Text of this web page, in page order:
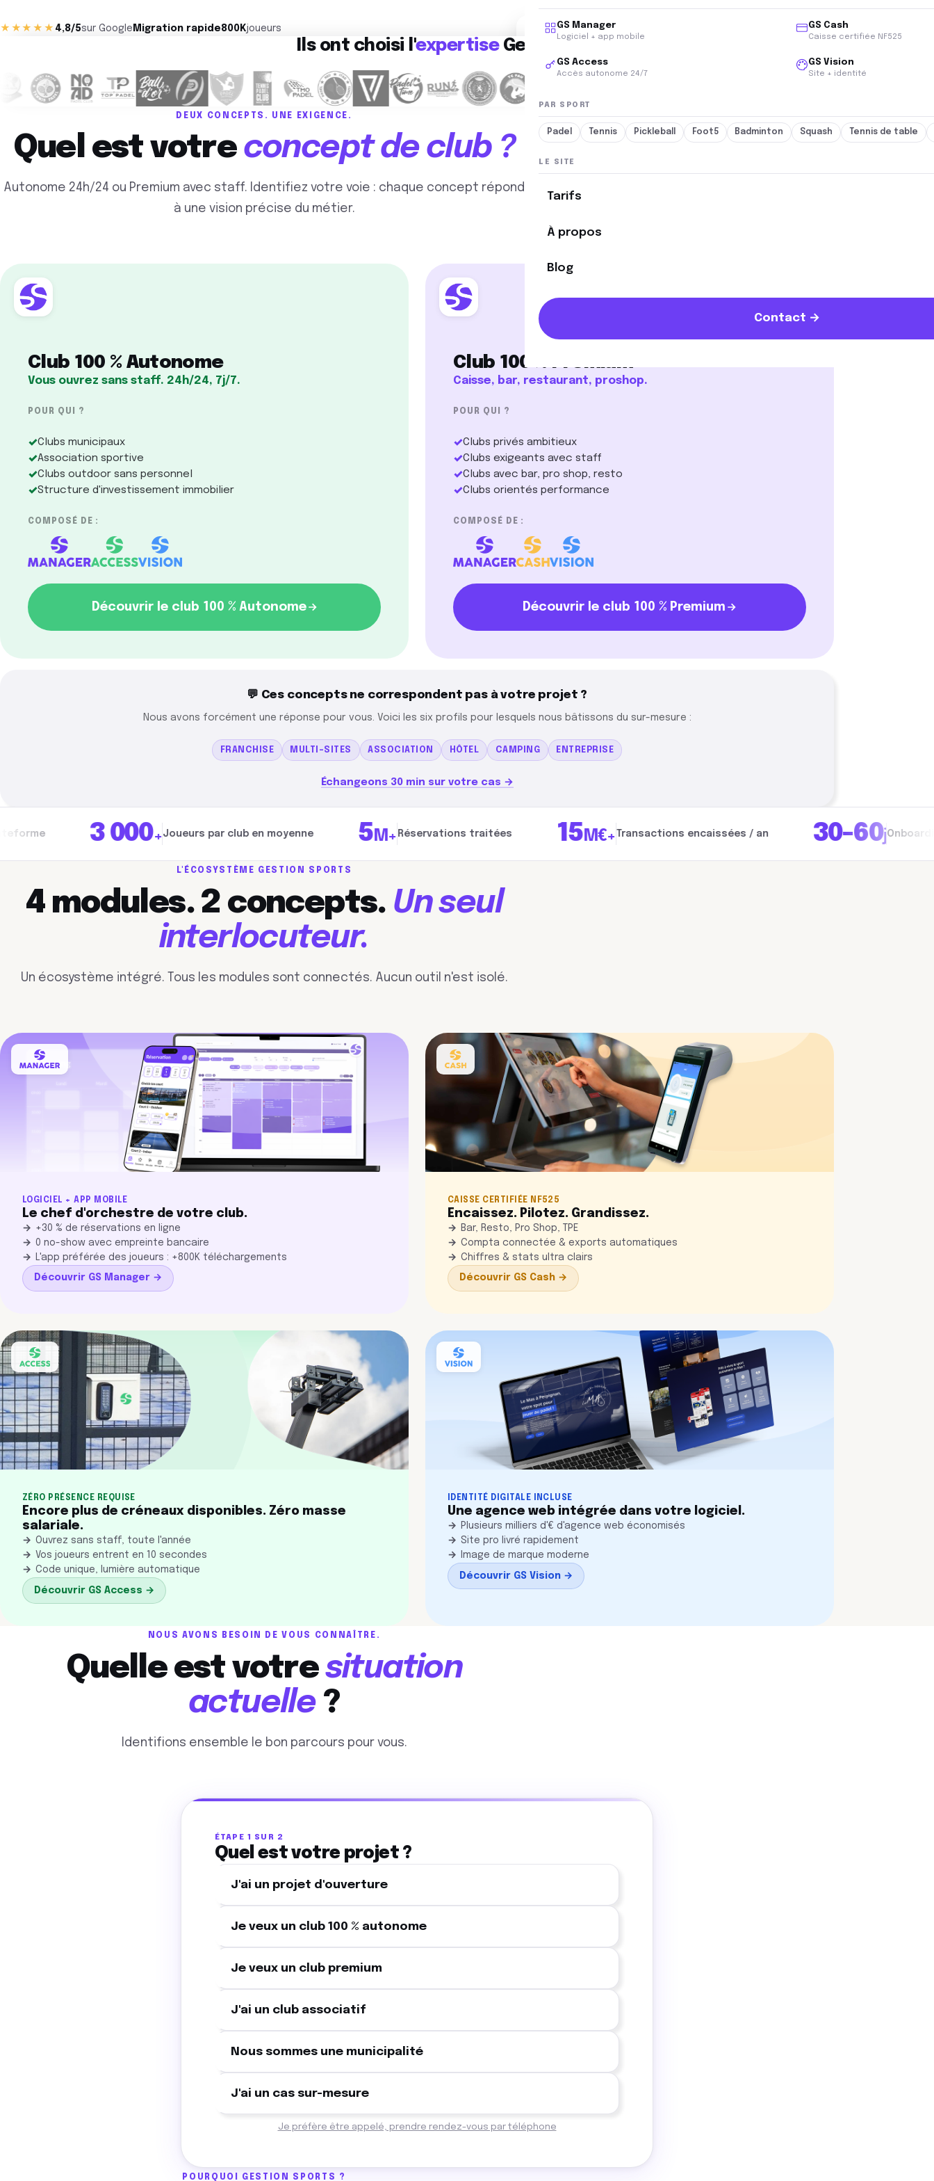
GS Manager
Logiciel + app mobile
GS Cash
Caisse certifiée NF525
GS Access
Accès autonome 24/7
GS Vision
Site + identité
PAR SPORT
Padel Tennis Pickleball Foot5 Badminton Squash Tennis de table
LE SITE
Tarifs
À propos
Blog
Contact →
★★★★★ 4,8/5sur Google Migration rapide800Kjoueurs 24/7
clubs ouverts
800 000+
utilisateurs au quotidien
Ils ont choisi l'expertiseGestion Sports.
DEUX CONCEPTS. UNE EXIGENCE.
Quel est votre concept de club ?
Autonome 24h/24 ou Premium avec staff. Identifiez votre voie : chaque concept répond
à une vision précise du métier.
Club 100 % Autonome
Vous ouvrez sans staff. 24h/24, 7j/7.
POUR QUI ?
✓Clubs municipaux
✓Association sportive
✓Clubs outdoor sans personnel
✓Structure d'investissement immobilier
COMPOSÉ DE :
Découvrir le club 100 % Autonome
Club 100 % Premium
Caisse, bar, restaurant, proshop.
POUR QUI ?
✓Clubs privés ambitieux
✓Clubs exigeants avec staff
✓Clubs avec bar, pro shop, resto
✓Clubs orientés performance
COMPOSÉ DE :
Découvrir le club 100 % Premium
💬 Ces concepts ne correspondent pas à votre projet ?
Nous avons forcément une réponse pour vous. Voici les six profils pour lesquels nous bâtissons du sur-mesure :
FRANCHISE MULTI-SITES ASSOCIATION HÔTEL CAMPING ENTREPRISE
Échangeons 30 min sur votre cas →
3 000 +Joueurs par club en moyenne 5 Réservations traitées 15 Transactions encaissées / an 30-60j Onboarding
L'ÉCOSYSTÈME GESTION SPORTS
4 modules. 2 concepts. Un seul
interlocuteur.
Un écosystème intégré. Tous les modules sont connectés. Aucun outil n'est isolé.
LOGICIEL + APP MOBILE
Le chef d'orchestre de votre club.
+30 % de réservations en ligne
0 no-show avec empreinte bancaire
L'app préférée des joueurs : +800K téléchargements
Découvrir GS Manager →
CAISSE CERTIFIÉE NF525
Encaissez. Pilotez. Grandissez.
Bar, Resto, Pro Shop, TPE
Compta connectée & exports automatiques
Chiffres & stats ultra clairs
Découvrir GS Cash →
ZÉRO PRÉSENCE REQUISE
Encore plus de créneaux disponibles. Zéro masse
salariale.
Ouvrez sans staff, toute l'année
Vos joueurs entrent en 10 secondes
Code unique, lumière automatique
Découvrir GS Access →
IDENTITÉ DIGITALE INCLUSE
Une agence web intégrée dans votre logiciel.
Plusieurs milliers d'€ d'agence web économisés
Site pro livré rapidement
Image de marque moderne
Découvrir GS Vision →
NOUS AVONS BESOIN DE VOUS CONNAÎTRE.
Quelle est votresituation
actuelle?
Identifions ensemble le bon parcours pour vous.
ÉTAPE 1 SUR 2
Quel est votre projet ?
J'ai un projet d'ouverture
Je veux un club 100 % autonome
Je veux un club premium
J'ai un club associatif
Nous sommes une municipalité
J'ai un cas sur-mesure
Je préfère être appelé, prendre rendez-vous par téléphone
POURQUOI GESTION SPORTS ?